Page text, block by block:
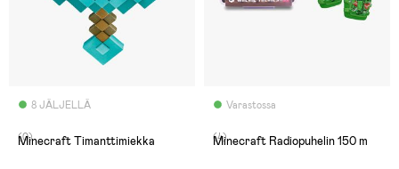
8 JÄLJELLÄ
(0)
Minecraft Timanttimiekka
Varastossa
(4)
Minecraft Radiopuhelin 150 m